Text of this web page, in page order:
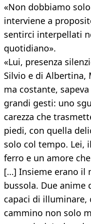
«Non dobbiamo
interviene a
sentirci interpellati
quotidiano».
«Lui, presenza
Silvio e di Albertina,
ma costante,
grandi gesti: uno
carezza che
piedi, con quella
solo col tempo. Lei,
ferro e un amore
[…] Insieme erano il
bussola. Due anime
capaci di
cammino non solo